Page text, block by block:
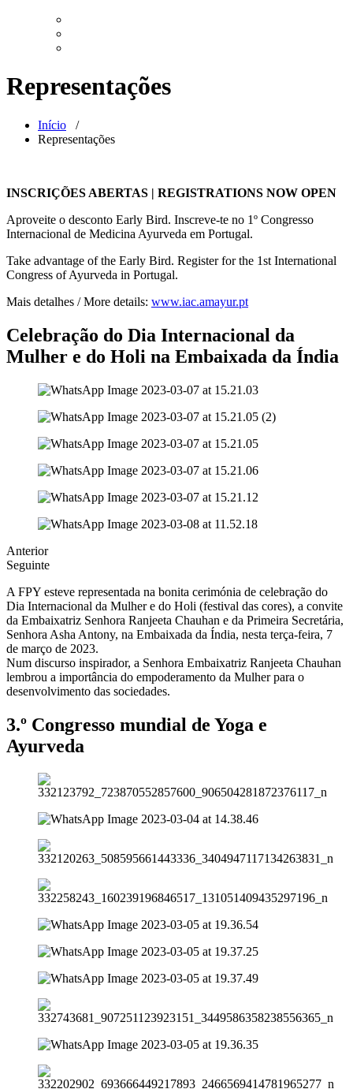
Representações
Início /
Representações
INSCRIÇÕES ABERTAS | REGISTRATIONS NOW OPEN
Aproveite o desconto Early Bird. Inscreve-te no 1º Congresso
Internacional de Medicina Ayurveda em Portugal.
Take advantage of the Early Bird. Register for the 1st International
Congress of Ayurveda in Portugal.
Mais detalhes / More details: www.iac.amayur.pt
Celebração do Dia Internacional da
Mulher e do Holi na Embaixada da Índia
Anterior
Seguinte
A FPY esteve representada na bonita cerimónia de celebração do
Dia Internacional da Mulher e do Holi (festival das cores), a convite
da Embaixatriz Senhora Ranjeeta Chauhan e da Primeira Secretária,
Senhora Asha Antony, na Embaixada da Índia, nesta terça-feira, 7
de março de 2023.
Num discurso inspirador, a Senhora Embaixatriz Ranjeeta Chauhan
lembrou a importância do empoderamento da Mulher para o
desenvolvimento das sociedades.
3.º Congresso mundial de Yoga e
Ayurveda